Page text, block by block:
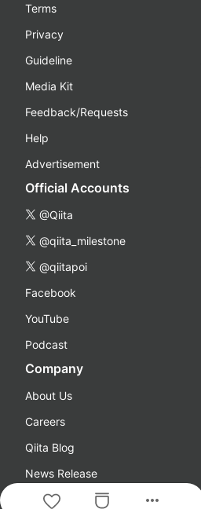
more_horiz
Terms
Privacy
Guideline
Media Kit
Feedback/Requests
Help
Advertisement
Official Accounts
@Qiita
@qiita_milestone
@qiitapoi
Facebook
YouTube
Podcast
Company
About Us
Careers
Qiita Blog
News Release